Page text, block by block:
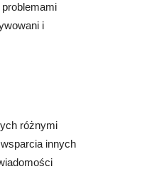
i
różnymi
innych